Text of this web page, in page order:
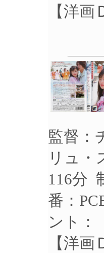
【洋画
監督：
リュ・
116分
番：
ント：
【洋画